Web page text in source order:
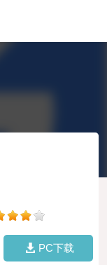
PC下载